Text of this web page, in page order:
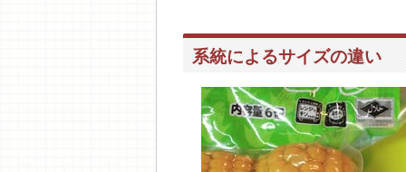
系統によるサイズの違い